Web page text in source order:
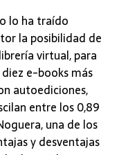
lo ha traído
la posibilidad de
virtual, para
e-books más
autoediciones,
entre los 0,89
una de los
y desventajas